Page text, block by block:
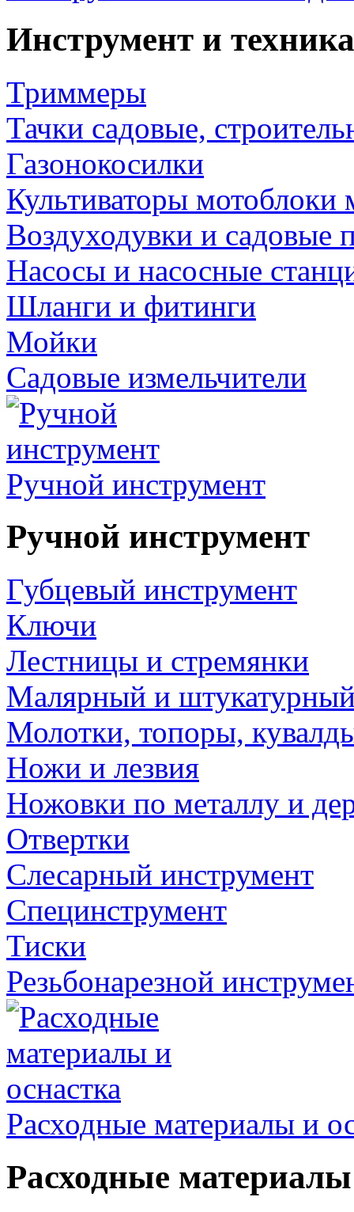
Инструмент и
Триммеры
Тачки садовые,
Газонокосилки
Культиваторы мотоблоки
Воздуходувки и садовые
Насосы и насосные
Шланги и фитинги
Мойки
Садовые измельчители
Ручной инструмент
Ручной инструмент
Губцевый инструмент
Ключи
Лестницы и стремянки
Малярный и
Молотки, топоры,
Ножи и лезвия
Ножовки по металлу и
Отвертки
Слесарный инструмент
Специнструмент
Тиски
Резьбонарезной
Расходные материалы и
Расходные